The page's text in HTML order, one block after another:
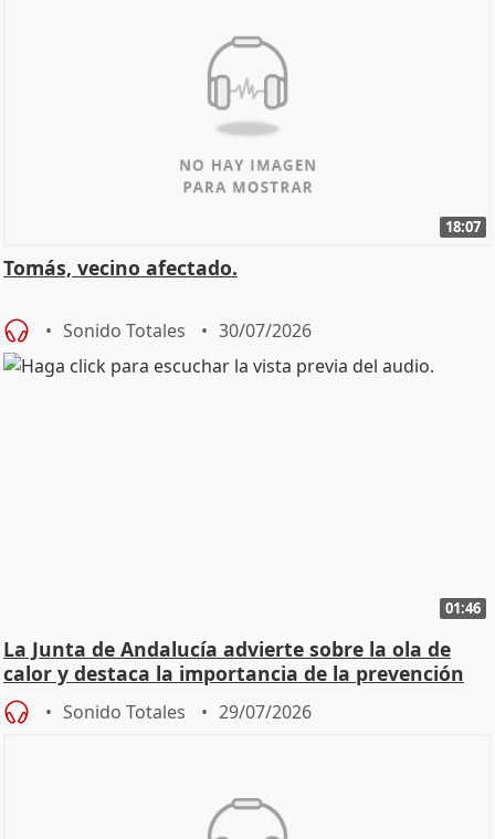
18:07
Tomás, vecino afectado.
Sonido Totales 30/07/2026
01:46
La Junta de Andalucía advierte sobre la ola de
calor y destaca la importancia de la prevención
Sonido Totales 29/07/2026